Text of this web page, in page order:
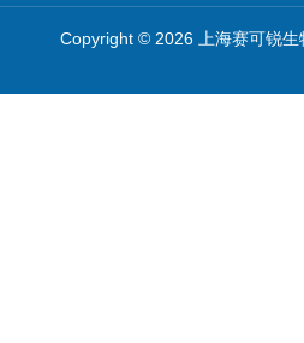
Copyright © 2026 上海赛可锐